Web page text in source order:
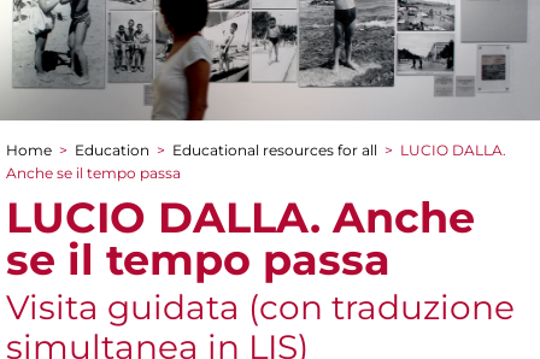
You are here
Home > Education > Educational resources for all > LUCIO DALLA.
Anche se il tempo passa
LUCIO DALLA. Anche
se il tempo passa
Visita guidata (con traduzione
simultanea in LIS)